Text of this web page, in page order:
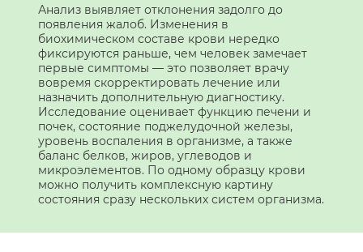
Анализ выявляет отклонения задолго до
появления жалоб. Изменения в
биохимическом составе крови нередко
фиксируются раньше, чем человек замечает
первые симптомы — это позволяет врачу
вовремя скорректировать лечение или
назначить дополнительную диагностику.
Исследование оценивает функцию печени и
почек, состояние поджелудочной железы,
уровень воспаления в организме, а также
баланс белков, жиров, углеводов и
микроэлементов. По одному образцу крови
можно получить комплексную картину
состояния сразу нескольких систем организма.